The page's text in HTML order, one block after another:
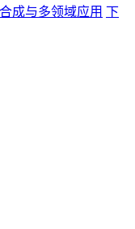
成与多领域应用 下